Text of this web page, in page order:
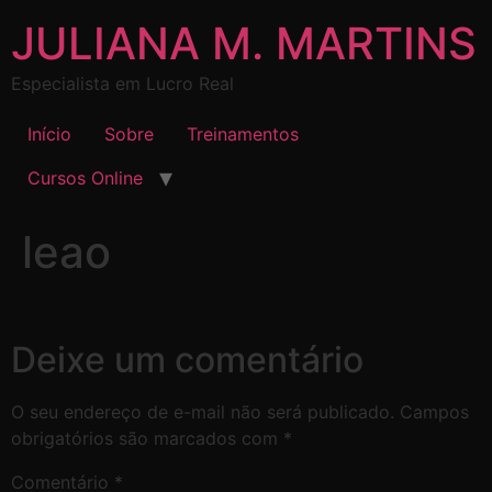
JULIANA M. MARTINS
Especialista em Lucro Real
Início Sobre
Treinamentos
Cursos Online
leao
Deixe um comentário
O seu endereço de e-mail não será publicado. Campos
obrigatórios são marcados com *
Comentário *